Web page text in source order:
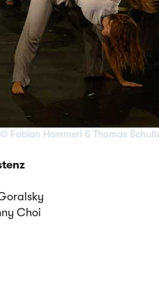
© Fabian Hammerl & Thomas
Choi